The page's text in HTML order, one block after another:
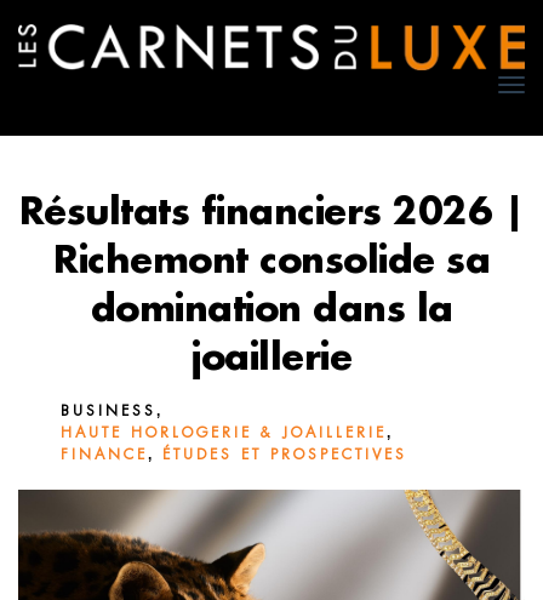
Résultats financiers 2026 |
Richemont consolide sa
domination dans la
joaillerie
BUSINESS ,
HAUTE HORLOGERIE & JOAILLERIE,
FINANCE, ÉTUDES ET PROSPECTIVES